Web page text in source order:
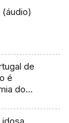
de
é
do